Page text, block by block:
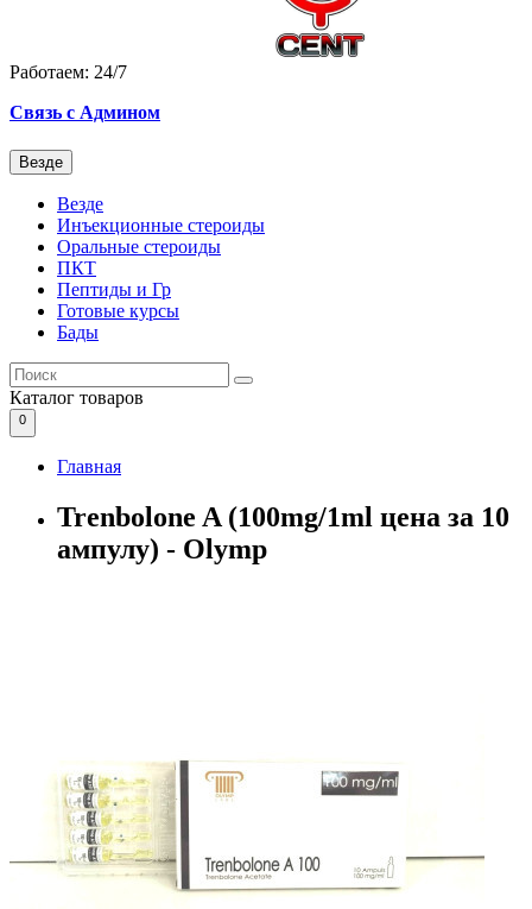
Работаем: 24/7
Связь с Админом
Везде
Везде
Инъекционные стероиды
Оральные стероиды
ПКТ
Пептиды и Гр
Готовые курсы
Бады
Каталог товаров
0
Главная
Trenbolone A (100mg/1ml цена за 10
ампулу) - Olymp